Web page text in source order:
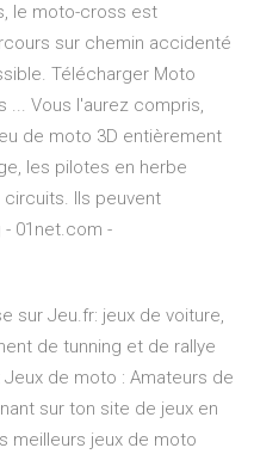
le moto-cross est
sur chemin accidenté
Télécharger Moto
... Vous l'aurez compris,
de moto 3D entièrement
les pilotes en herbe
Ils peuvent
01net.com -
sur Jeu.fr: jeux de voiture,
de tunning et de rallye
Jeux de moto : Amateurs de
sur ton site de jeux en
meilleurs jeux de moto